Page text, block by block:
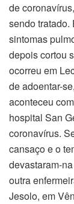
de
sendo tratado.
sintomas
depois cortou
ocorreu em
de adoentar-
aconteceu
hospital San
coronavírus.
cansaço e o
devastaram-
outra
Jesolo, em